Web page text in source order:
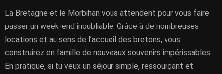
La Bretagne et le Morbihan vous attendent pour vous faire
passer un week-end inoubliable. Grâce à de nombreuses
locations et au sens de l’accueil des bretons, vous
construirez en famille de nouveaux souvenirs impérissables.
En pratique, si tu veux un séjour simple, ressourçant et